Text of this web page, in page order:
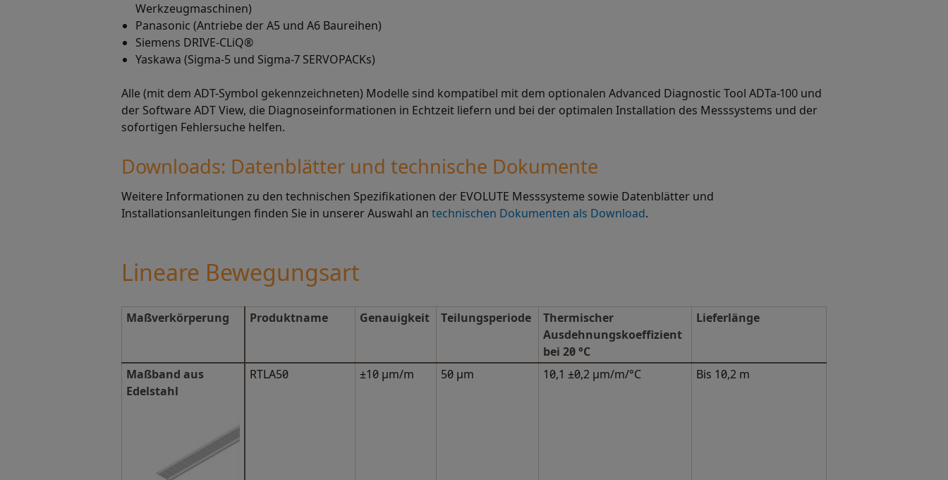
Werkzeugmaschinen)
Panasonic (Antriebe der A5 und A6 Baureihen)
Siemens DRIVE-CLiQ®
Yaskawa (Sigma-5 und Sigma-7 SERVOPACKs)
Alle (mit dem ADT-Symbol gekennzeichneten) Modelle sind kompatibel mit dem optionalen Advanced Diagnostic Tool ADTa-100 und
der Software ADT View, die Diagnoseinformationen in Echtzeit liefern und bei der optimalen Installation des Messsystems und der
sofortigen Fehlersuche helfen.
Downloads: Datenblätter und technische Dokumente
Weitere Informationen zu den technischen Spezifikationen der EVOLUTE Messsysteme sowie Datenblätter und
Installationsanleitungen finden Sie in unserer Auswahl an technischen Dokumenten als Download.
Lineare Bewegungsart
Maßverkörperung Produktname Genauigkeit Teilungsperiode
Thermischer
Ausdehnungskoeffizient
bei 20 °C
Lieferlänge
Maßband aus
Edelstahl
RTLA50 ±10 μm/m 50 μm 10,1 ±0,2 µm/m/°C Bis 10,2 m